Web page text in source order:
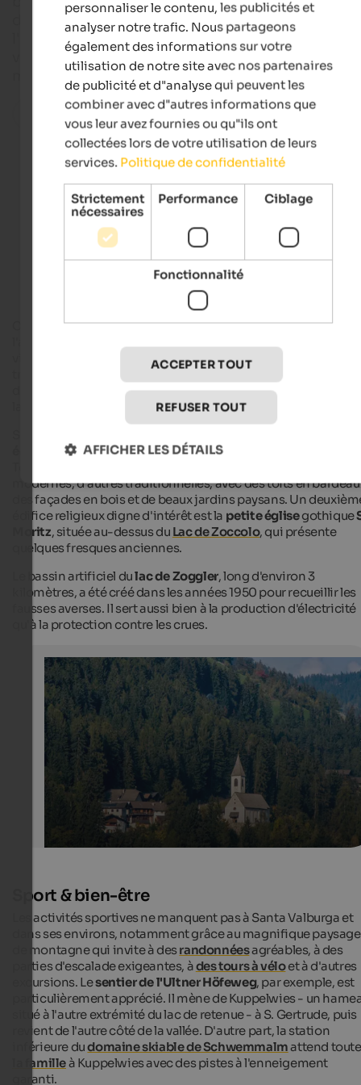
densément boisées. Derrière elles, les montagnes
l'Ulten, hautes de plus de 3.000 mètres, se
vers le ciel comme des contreforts de l'imposant
massif de l'Ortler.
Toutes les localités de la région
Hotels in St. Walburg
Apartments in St. Walburg
Parish church of St. Walburg
Slightly hidden on a hill at the village border, you can
parish church of St. Walburg.
Internet Consulting - Patrick Kammerlander
Ceux qui recherchent le calme et la nature, mais aussi
villages pittoresques de lavallée de l'Ultimo
trouve plus ou moins au milieu de la vallée, à
d'altitude, et forme avec Kuppelwies, St. Nikolaus et
église paroissialedont les murs remontent au 14ème siècle.
modernes, d'autres traditionnelles, avec des toits en
des façades en bois et de beaux jardins paysans. Un
édifice religieux digne d'intérêt est la petite églisegothique
Moritz, située au-dessus du Lac de Zoccolo, qui présente
quelques fresques anciennes.
Le bassin artificiel dulac de Zoggler, long d'environ 3
kilomètres, a été créé dans les années 1950 pour recueillir les
fausses averses. Il sert aussi bien à la production d'électricité
qu'à la protection contre les crues.
Sport & bien-être
Les activités sportives ne manquent pas à Santa Valburga et
dans ses environs, notamment grâce au magnifique paysage
de montagne qui invite à desrandonnéesagréables, à des
parties d'escalade exigeantes, àdes tours à véloet à d'autres
excursions. Lesentier de l'Ultner Höfeweg, par exemple, est
particulièrement apprécié. Il mène de Kuppelwies - un
situé à l'autre extrémité du lac de retenue - à S. Gertrude, puis
revient de l'autre côté de la vallée. D'autre part, la station
inférieure dudomaine skiable de Schwemmalmattend toute
la familleà Kuppelwies avec des pistes à l'enneigement
garanti.
personnaliser le contenu, les publicités et
analyser notre trafic. Nous partageons
également des informations sur votre
utilisation de notre site avec nos partenaires
de publicité et d"analyse qui peuvent les
combiner avec d"autres informations que
vous leur avez fournies ou qu"ils ont
collectées lors de votre utilisation de leurs
services. Politique de confidentialité
Strictement
nécessaires
Performance Ciblage
Fonctionnalité
ACCEPTER TOUT
REFUSER TOUT
AFFICHER LES DÉTAILS